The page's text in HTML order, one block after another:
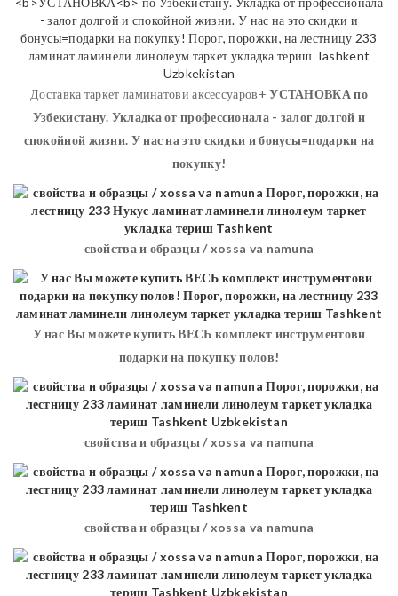
Доставка таркет ламинатови аксессуаров+УСТАНОВКАпо
Узбекистану. Укладка от профессионала - залог долгой и
спокойной жизни. У нас на это скидки и бонусы=подарки на
покупку!
свойства и образцы / xossa va namuna
У нас Вы можете купить ВЕСЬ комплект инструментови
подарки на покупку полов!
свойства и образцы / xossa va namuna
свойства и образцы / xossa va namuna